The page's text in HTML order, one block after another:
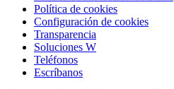
Política de cookies
Configuración de cookies
Transparencia
Soluciones W
Teléfonos
Escríbanos